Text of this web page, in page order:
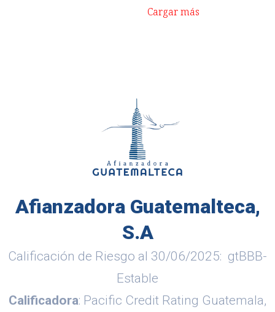
Cargar más
Afianzadora Guatemalteca,
S.A
Calificación de Riesgo al 30/06/2025: gtBBB-
Estable
Calificadora: Pacific Credit Rating Guatemala,